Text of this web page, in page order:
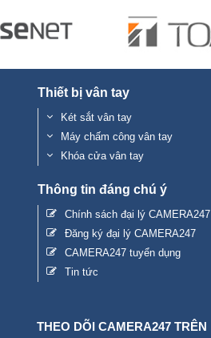
Thiết bị vân tay
Két sắt vân tay
Máy chấm công vân tay
Khóa cửa vân tay
Thông tin đáng chú ý
Chính sách đại lý CAMERA247
Đăng ký đại lý CAMERA247
CAMERA247 tuyển dụng
Tin tức
THEO DÕI CAMERA247 TRÊN